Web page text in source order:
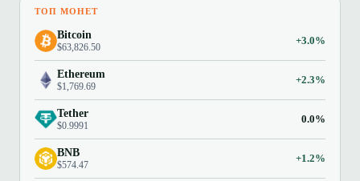
ТОП МОНЕТ
Bitcoin
$63,826.50
+3.0%
Ethereum
$1,769.69
+2.3%
Tether
$0.9991
0.0%
BNB
$574.47
+1.2%